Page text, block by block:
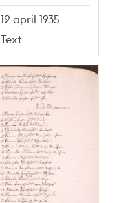
12 april 1935
Text